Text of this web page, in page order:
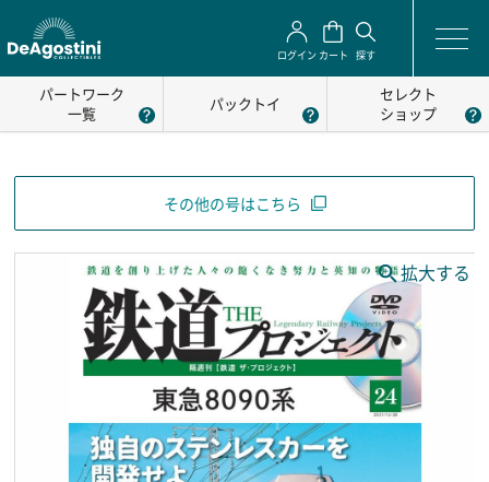
ログイン カート 探す
パートワーク
一覧
パックトイ
セレクト
ショップ
その他の号はこちら